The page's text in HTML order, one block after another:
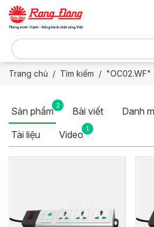
Trang chủ Tìm kiếm "OC02.WF"
Sản phẩm 2 Bài viết Danh
Tài liệu
Video 1